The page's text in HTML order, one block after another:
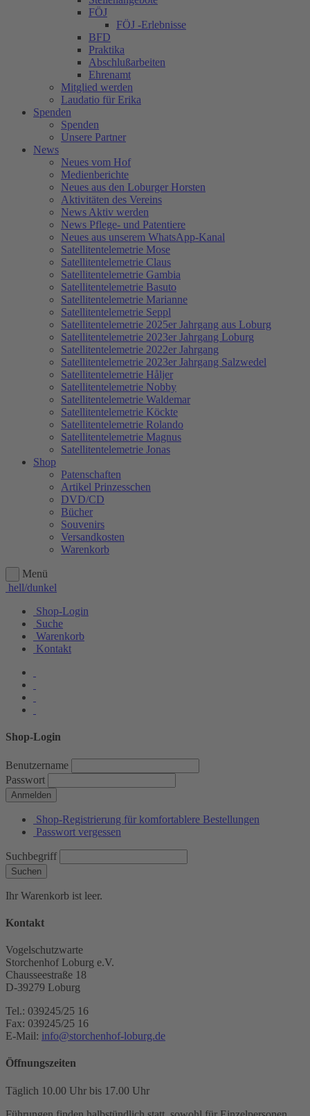
FÖJ
FÖJ -Erlebnisse
BFD
Praktika
Abschlußarbeiten
Ehrenamt
Mitglied werden
Laudatio für Erika
Spenden
Spenden
Unsere Partner
News
Neues vom Hof
Medienberichte
Neues aus den Loburger Horsten
Aktivitäten des Vereins
News Aktiv werden
News Pflege- und Patentiere
Neues aus unserem WhatsApp-Kanal
Satellitentelemetrie Mose
Satellitentelemetrie Claus
Satellitentelemetrie Gambia
Satellitentelemetrie Basuto
Satellitentelemetrie Marianne
Satellitentelemetrie Seppl
Satellitentelemetrie 2025er Jahrgang aus Loburg
Satellitentelemetrie 2023er Jahrgang Loburg
Satellitentelemetrie 2022er Jahrgang
Satellitentelemetrie 2023er Jahrgang Salzwedel
Satellitentelemetrie Håljer
Satellitentelemetrie Nobby
Satellitentelemetrie Waldemar
Satellitentelemetrie Köckte
Satellitentelemetrie Rolando
Satellitentelemetrie Magnus
Satellitentelemetrie Jonas
Shop
Patenschaften
Artikel Prinzesschen
DVD/CD
Bücher
Souvenirs
Versandkosten
Warenkorb
Menü
hell/dunkel
Shop-Login
Suche
Warenkorb
Kontakt
Shop-Login
Benutzername
Passwort
Anmelden
Shop-Registrierung für komfortablere Bestellungen
Passwort vergessen
Suchbegriff
Suchen
Ihr Warenkorb ist leer.
Kontakt
Vogelschutzwarte
Storchenhof Loburg e.V.
Chausseestraße 18
D-39279 Loburg
Tel.: 039245/25 16
Fax: 039245/25 16
E-Mail: info@storchenhof-loburg.de
Öffnungszeiten
Täglich 10.00 Uhr bis 17.00 Uhr